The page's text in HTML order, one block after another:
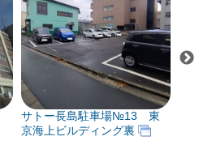
サトー長島駐車場№13 東
京海上ビルディング裏